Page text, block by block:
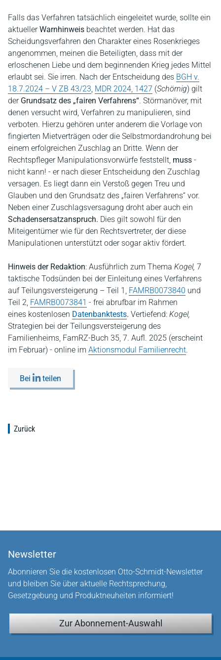
Falls das Verfahren tatsächlich eingeleitet wurde, sollte ein
aktuellerWarnhinweis beachtet werden. Hat das
Scheidungsverfahren den Charakter eines Rosenkrieges
angenommen, meinen die Beteiligten, dass mit der
erloschenen Liebe und dem beginnenden Krieg jedes Mittel
erlaubt sei. Sie irren. Nach der Entscheidung des BGH v.
18.7.2024 – V ZB 43/23, MDR 2024, 1427 (Schörnig) gilt
der Grundsatz des „fairen Verfahrens“. Störmanöver, mit
denen versucht wird, Verfahren zu manipulieren, sind
verboten. Hierzu gehören unter anderem die Vorlage von
fingierten Mietverträgen oder die Selbstmordandrohung bei
einem erfolgreichen Zuschlag an Dritte. Wenn der
Rechtspfleger Manipulationsvorwürfe feststellt, muss -
nicht kann! - er nach dieser Entscheidung den Zuschlag
versagen. Es liegt dann ein Verstoß gegen Treu und
Glauben und den Grundsatz des „fairen Verfahrens“ vor.
Neben einer Zuschlagsversagung droht aber auch ein
Schadensersatzanspruch. Dies gilt sowohl für den
Miteigentümer wie für den Rechtsvertreter, der diese
Manipulationen unterstützt oder sogar aktiv fördert.
Hinweis der Redaktion: Ausführlich zum Thema Kogel, 7
taktische Todsünden bei der Einleitung eines Verfahrens
auf Teilungsversteigerung – Teil 1, FAMRB0073840 und
Teil 2, FAMRB0073841 - frei abrufbar im Rahmen
eines kostenlosen Datenbanktests. Vertiefend: Kogel,
Strategien bei der Teilungsversteigerung des
Familienheims, FamRZ-Buch 35, 7. Aufl. 2025 (erscheint
im Februar) - online im Aktionsmodul Familienrecht.
Bei teilen
Zurück
Newsletter
Abonnieren Sie die kostenlosen Otto-Schmidt-Newsletter
und bleiben Sie über aktuelle Rechtsprechung,
Gesetzgebung und Produktneuheiten informiert!
Zur Abonnement-Auswahl